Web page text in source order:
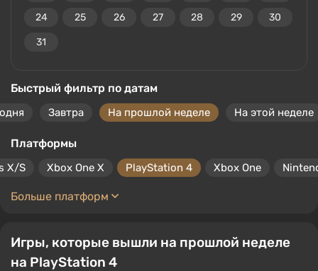
24 25 26 27 28 29 30
31
Быстрый фильтр по датам
Завтра На прошлой неделе На этой неделе
Платформы
X/S Xbox One X PlayStation 4 Xbox One
Больше платформ
Игры, которые вышли на прошлой неделе
на PlayStation 4